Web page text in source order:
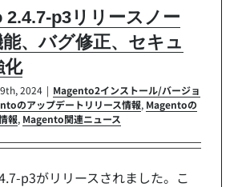
2.4.7-p3リリースノー
能、バグ修正、セキュ
化
2024 | Magento2インストール/バージョ
のアップデートリリース情報, Magentoの
報, Magento関連ニュース
p3がリリースされました。こ